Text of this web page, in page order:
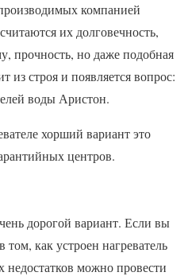
компанией
их долговечность,
прочность, но даже подобная
из строя и появляется вопрос:
воды Аристон.
хорший вариант это
центров.
дорогой вариант. Если вы
том, как устроен нагреватель
недостатков можно провести